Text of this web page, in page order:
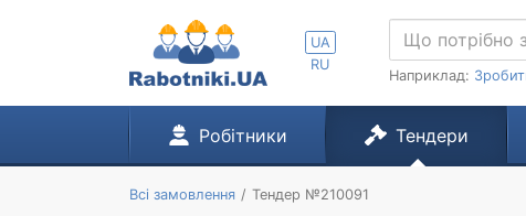
UA
RU
Наприклад:
Робітники Тендери
Всі замовлення Тендер №210091